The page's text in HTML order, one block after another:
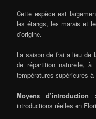
Cette espèce est
les étangs, les marais et
d’origine.
La saison de frai a lieu de
de répartition naturelle,
températures supérieures
Moyens d’introduction
introductions réelles en